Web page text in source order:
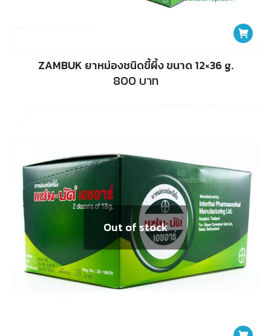
ZAMBUK ยาหม่องชนิดขี้ผึ้ง ขนาด 12×36 g.
800บาท
Out of stock